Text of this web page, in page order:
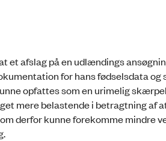
et afslag på en udlændings
for hans fødselsdata
opfattes som en urimelig
mere belastende i betragtning af
derfor kunne forekomme mindre